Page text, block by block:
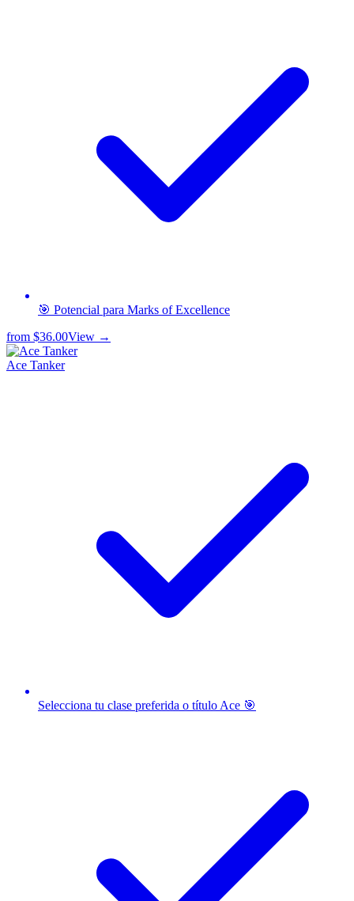
🎯 Potencial para Marks of Excellence
from $36.00View →
Ace Tanker
Selecciona tu clase preferida o título Ace 🎯